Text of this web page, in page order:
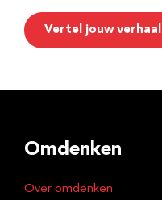
Vertel jouw verhaal
Omdenken
Over omdenken